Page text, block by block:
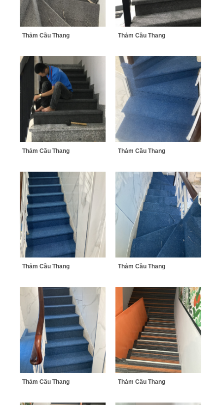
Thảm Cầu Thang Thảm Cầu Thang
Thảm Cầu Thang Thảm Cầu Thang
Thảm Cầu Thang Thảm Cầu Thang
Thảm Cầu Thang Thảm Cầu Thang